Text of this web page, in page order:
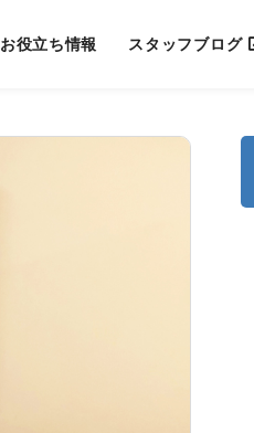
お役立ち情報 スタッフブログ